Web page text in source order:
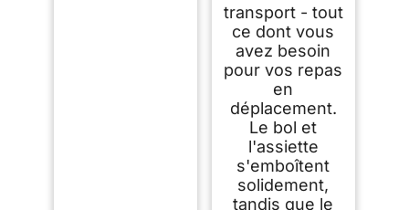
transport - tout
ce dont vous
avez besoin
pour vos repas
en
déplacement.
Le bol et
l'assiette
s'emboîtent
solidement,
tandis que le